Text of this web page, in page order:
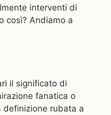
interventi di
così? Andiamo a
il significato di
fanatica o
definizione rubata a